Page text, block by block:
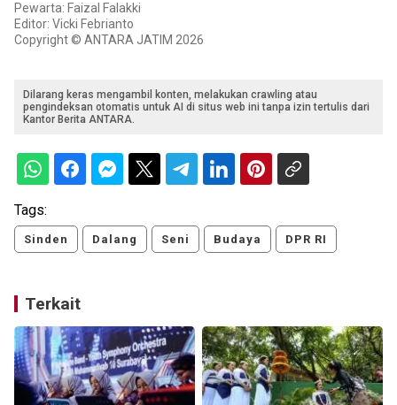
Pewarta: Faizal Falakki
Editor: Vicki Febrianto
Copyright © ANTARA JATIM 2026
Dilarang keras mengambil konten, melakukan crawling atau
pengindeksan otomatis untuk AI di situs web ini tanpa izin tertulis dari
Kantor Berita ANTARA.
Tags:
Sinden Dalang Seni Budaya DPR RI
Terkait